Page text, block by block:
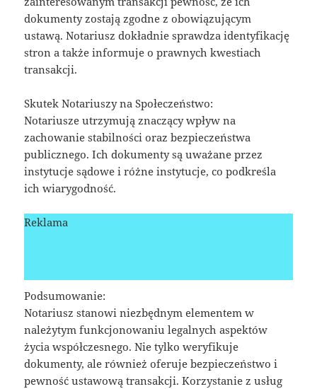
dokumenty zostają zgodne z obowiązującym
ustawą. Notariusz dokładnie sprawdza identyfikację
stron a także informuje o prawnych kwestiach
transakcji.
Skutek Notariuszy na Społeczeństwo:
Notariusze utrzymują znaczący wpływ na
zachowanie stabilności oraz bezpieczeństwa
publicznego. Ich dokumenty są uważane przez
instytucje sądowe i różne instytucje, co podkreśla
ich wiarygodność.
Reklama
Podsumowanie:
Notariusz stanowi niezbędnym elementem w
należytym funkcjonowaniu legalnych aspektów
życia współczesnego. Nie tylko weryfikuje
dokumenty, ale również oferuje bezpieczeństwo i
pewność ustawową transakcji. Korzystanie z usług